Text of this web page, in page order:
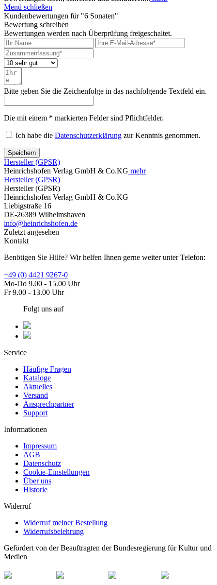
Menü schließen
Kundenbewertungen für "6 Sonaten"
Bewertung schreiben
Bewertungen werden nach Überprüfung freigeschaltet.
Bitte geben Sie die Zeichenfolge in das nachfolgende Textfeld ein.
Die mit einem * markierten Felder sind Pflichtfelder.
Ich habe die Datenschutzerklärung zur Kenntnis genommen.
Speichern
Hersteller (GPSR)
Heinrichshofen Verlag GmbH & Co.KG mehr
Hersteller (GPSR)
Hersteller (GPSR)
Heinrichshofen Verlag GmbH & Co.KG
Liebigstraße 16
DE-26389 Wilhelmshaven
info@heinrichshofen.de
Zuletzt angesehen
Kontakt
Benötigen Sie Hilfe? Wir helfen Ihnen gerne weiter unter Telefon:
+49 (0) 4421 9267-0
Mo-Do 9.00 - 15.00 Uhr
Fr 9.00 - 13.00 Uhr
Folgt uns auf
Service
Häufige Fragen
Kataloge
Aktuelles
Versand
Ansprechpartner
Support
Informationen
Impressum
AGB
Datenschutz
Cookie-Einstellungen
Über uns
Historie
Widerruf
Widerruf meiner Bestellung
Widerrufsbelehrung
Gefördert von der Beauftragten der Bundesregierung für Kultur und
Medien